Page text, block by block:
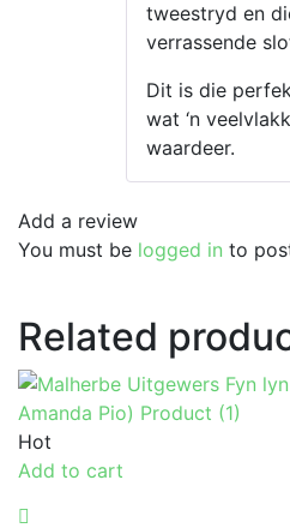
tweestryd en
verrassende
Dit is die
wat ‘n
waardeer.
Add a review
You must be logged in to
Related
Hot
Add to cart